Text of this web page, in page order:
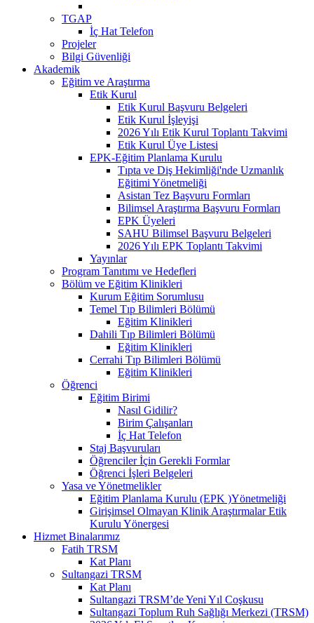
TGAP
İç Hat Telefon
Projeler
Bilgi Güvenliği
Akademik
Eğitim ve Araştırma
Etik Kurul
Etik Kurul Başvuru Belgeleri
Etik Kurul İşleyişi
2026 Yılı Etik Kurul Toplantı Takvimi
Etik Kurul Üye Listesi
EPK-Eğitim Planlama Kurulu
Tıpta ve Diş Hekimliği'nde Uzmanlık
Eğitimi Yönetmeliği
Asistan Tez Başvuru Formları
Bilimsel Araştırma Başvuru Formları
EPK Üyeleri
SAHU Bilimsel Başvuru Belgeleri
2026 Yılı EPK Toplantı Takvimi
Yayınlar
Program Tanıtımı ve Hedefleri
Bölüm ve Eğitim Klinikleri
Kurum Eğitim Sorumlusu
Temel Tıp Bilimleri Bölümü
Eğitim Klinikleri
Dahili Tıp Bilimleri Bölümü
Eğitim Klinikleri
Cerrahi Tıp Bilimleri Bölümü
Eğitim Klinikleri
Öğrenci
Eğitim Birimi
Nasıl Gidilir?
Birim Çalışanları
İç Hat Telefon
Staj Başvuruları
Öğrenciler İçin Gerekli Formlar
Öğrenci İşleri Belgeleri
Yasa ve Yönetmelikler
Eğitim Planlama Kurulu (EPK )Yönetmeliği
Girişimsel Olmayan Klinik Araştırmalar Etik
Kurulu Yönergesi
Hizmet Binalarımız
Fatih TRSM
Kat Planı
Sultangazi TRSM
Kat Planı
Sultangazi TRSM’de Yeni Yıl Coşkusu
Sultangazi Toplum Ruh Sağlığı Merkezi (TRSM)